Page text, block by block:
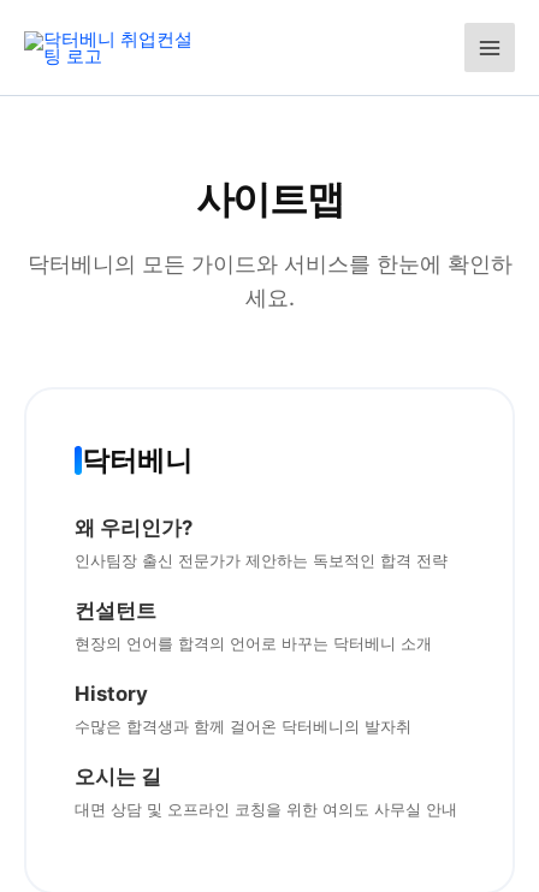
로
사이트맵
닥터베니의 모든 가이드와 서비스를 한눈에 확인하
세요.
닥터베니
왜 우리인가?
인사팀장 출신 전문가가 제안하는 독보적인 합격 전략
컨설턴트
현장의 언어를 합격의 언어로 바꾸는 닥터베니 소개
History
수많은 합격생과 함께 걸어온 닥터베니의 발자취
오시는 길
대면 상담 및 오프라인 코칭을 위한 여의도 사무실 안내